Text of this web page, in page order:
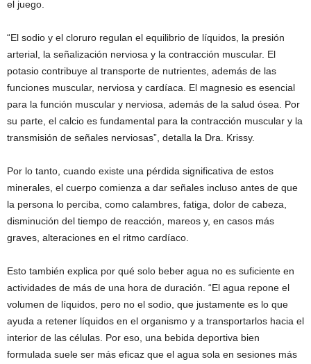
el juego.
“El sodio y el cloruro regulan el equilibrio de líquidos, la presión
arterial, la señalización nerviosa y la contracción muscular. El
potasio contribuye al transporte de nutrientes, además de las
funciones muscular, nerviosa y cardíaca. El magnesio es esencial
para la función muscular y nerviosa, además de la salud ósea. Por
su parte, el calcio es fundamental para la contracción muscular y la
transmisión de señales nerviosas”, detalla la Dra. Krissy.
Por lo tanto, cuando existe una pérdida significativa de estos
minerales, el cuerpo comienza a dar señales incluso antes de que
la persona lo perciba, como calambres, fatiga, dolor de cabeza,
disminución del tiempo de reacción, mareos y, en casos más
graves, alteraciones en el ritmo cardíaco.
Esto también explica por qué solo beber agua no es suficiente en
actividades de más de una hora de duración. “El agua repone el
volumen de líquidos, pero no el sodio, que justamente es lo que
ayuda a retener líquidos en el organismo y a transportarlos hacia el
interior de las células. Por eso, una bebida deportiva bien
formulada suele ser más eficaz que el agua sola en sesiones más